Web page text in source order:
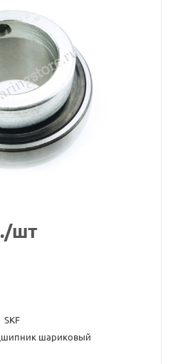
210-
2F
SKF
взят
/шт
SKF
шариковый